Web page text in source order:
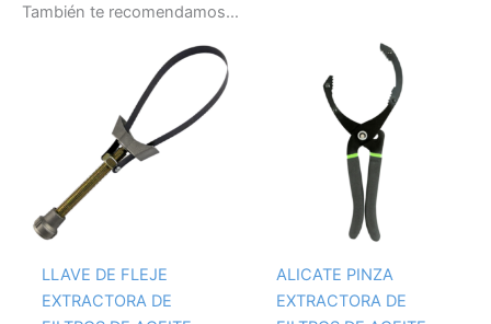
También te recomendamos…
LLAVE DE FLEJE
EXTRACTORA DE
ALICATE PINZA
EXTRACTORA DE